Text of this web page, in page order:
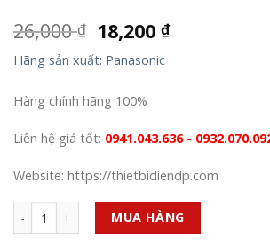
26,000₫ 18,200₫
Hãng sản xuất: Panasonic
Hàng chính hãng 100%
Liên hệ giá tốt: 0941.043.636 -
Website: https://thietbidiendp.com
Số lượng MUA HÀNG